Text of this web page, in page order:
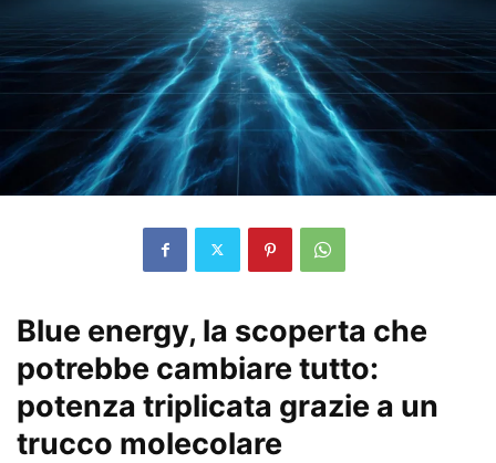
Blue energy, la scoperta che
potrebbe cambiare tutto:
potenza triplicata grazie a un
trucco molecolare